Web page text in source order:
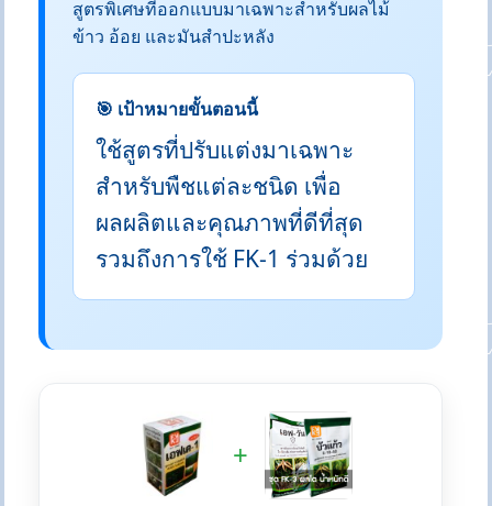
สูตรพิเศษที่ออกแบบมาเฉพาะสำหรับผลไม้
ข้าว อ้อย และมันสำปะหลัง
🎯 เป้าหมายขั้นตอนนี้
ใช้สูตรที่ปรับแต่งมาเฉพาะ
สำหรับพืชแต่ละชนิด เพื่อ
ผลผลิตและคุณภาพที่ดีที่สุด
รวมถึงการใช้ FK-1 ร่วมด้วย
+